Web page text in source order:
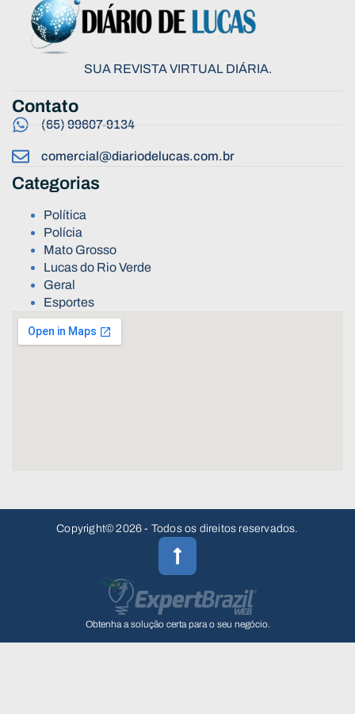
SUA REVISTA VIRTUAL DIÁRIA.
Contato
(65) 99607-9134
comercial@diariodelucas.com.br
Categorias
Política
Polícia
Mato Grosso
Lucas do Rio Verde
Geral
Esportes
Copyright© 2026 - Todos os direitos reservados.
Obtenha a solução certa para o seu negócio.